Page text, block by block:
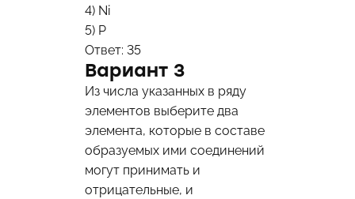
4) Ni
5) Р
Ответ: 35
Вариант 3
Из числа указанных в ряду
элементов выберите два
элемента, которые в составе
образуемых ими соединений
могут принимать и
отрицательные, и